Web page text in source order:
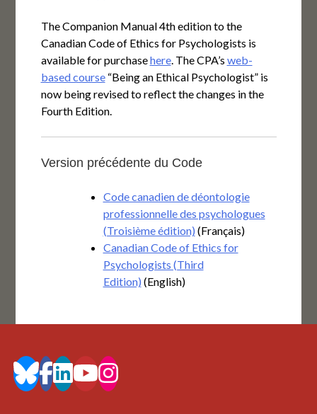
The Companion Manual 4th edition to the
Canadian Code of Ethics for Psychologists is
available for purchasehere. The CPA’s web-
based course“Being an Ethical Psychologist” is
now being revised to reflect the changes in the
Fourth Edition.
Version précédente du Code
Code canadien de déontologie
professionnelle des psychologues
(Troisième édition) (Français)
Canadian Code of Ethics for
Psychologists (Third
Edition) (English)